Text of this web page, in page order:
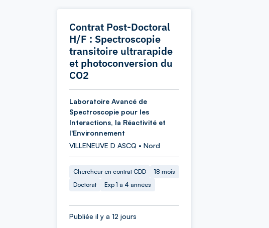
Contrat Post-Doctoral
H/F : Spectroscopie
transitoire ultrarapide
et photoconversion du
CO2
Laboratoire Avancé de
Spectroscopie pour les
Interactions, la Réactivité et
l'Environnement
VILLENEUVE D ASCQ • Nord
Chercheur en contrat CDD
18 mois
Doctorat
Exp 1 à 4 années
Publiée il y a 12 jours